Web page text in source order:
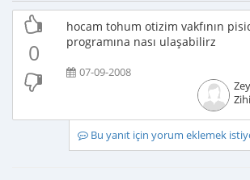
0
hocam tohum otizim vakfının
programına nası ulaşabilirz
07-09-2008
Bu yanıt için yorum eklemek